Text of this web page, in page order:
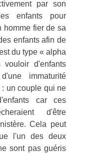
par son
enfants pour
homme fier de sa
enfants afin de
du type « alpha
d'enfants
immaturité
un couple qui ne
car ces
d'être
Cela peut
l'un des deux
sont pas guéris